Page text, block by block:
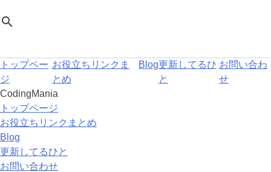
to
search
トップペー
ジ
お役立ちリンクま
とめ
Blog更新してるひ
と
お問い合わ
せ
CodingMania
トップページ
お役立ちリンクまとめ
Blog
更新してるひと
お問い合わせ